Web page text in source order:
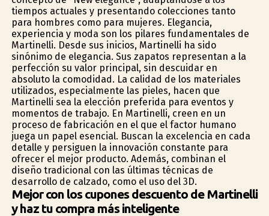
tiempos actuales y presentando colecciones tanto
para hombres como para mujeres. Elegancia,
experiencia y moda son los pilares fundamentales de
Martinelli. Desde sus inicios, Martinelli ha sido
sinónimo de elegancia. Sus zapatos representan a la
perfección su valor principal, sin descuidar en
absoluto la comodidad. La calidad de los materiales
utilizados, especialmente las pieles, hacen que
Martinelli sea la elección preferida para eventos y
momentos de trabajo. En Martinelli, creen en un
proceso de fabricación en el que el factor humano
juega un papel esencial. Buscan la excelencia en cada
detalle y persiguen la innovación constante para
ofrecer el mejor producto. Además, combinan el
diseño tradicional con las últimas técnicas de
desarrollo de calzado, como el uso del 3D.
Mejor con los cupones descuento de Martinelli
y haz tu compra más inteligente